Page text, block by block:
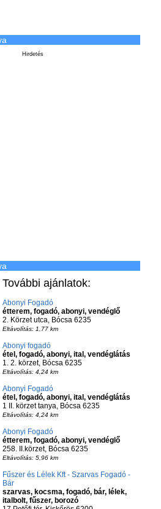
Hirdetés
További ajánlatok:
Abonyi Fogadó
étterem, fogadó, abonyi, vendéglő
2. Körzet utca, Bócsa 6235
Eltávolítás: 1,77 km
Abonyi fogadó
étel, fogadó, abonyi, ital, vendéglátás
1. 2. körzet, Bócsa 6235
Eltávolítás: 4,24 km
Abonyi Fogadó
étel, fogadó, abonyi, ital, vendéglátás
1 II. körzet tanya, Bócsa 6235
Eltávolítás: 4,24 km
Abonyi Fogadó
étterem, fogadó, abonyi, vendéglő
258. II.körzet, Bócsa 6235
Eltávolítás: 5,96 km
Fűszer és Lélek Kft - Szarvas Fogadó -
Bár
szarvas, kocsma, fogadó, bár, lélek,
italbolt, fűszer, borozó